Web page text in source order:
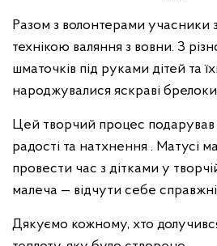
Разом з волонтерами учасники
технікою валяння з вовни. З
шматочків під руками дітей та
народжувалися яскраві
Цей творчий процес подарував
радості та натхнення . Матусі
провести час з дітками у
малеча — відчути себе
Дякуємо кожному, хто